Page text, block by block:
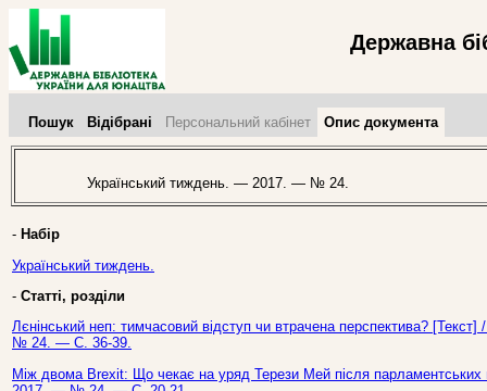
Державна
Пошук Відібрані Персональний кабінет Опис документа
Український тиждень. — 2017. — № 24.
- Набір
Український тиждень.
- Статті, розділи
Лєнінський неп: тимчасовий відступ чи втрачена перспектива?
№ 24. — С. 36-39.
Між двома Brexit: Що чекає на уряд Терези Мей після парламентських